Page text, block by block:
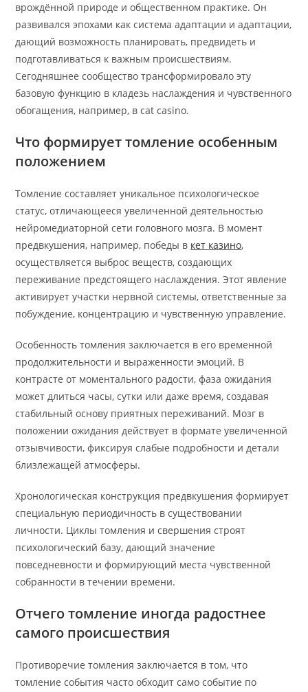
врождённой природе и общественном практике. Он
развивался эпохами как система адаптации и адаптации,
дающий возможность планировать, предвидеть и
подготавливаться к важным происшествиям.
Сегодняшнее сообщество трансформировало эту
базовую функцию в кладезь наслаждения и чувственного
обогащения, например, в cat casino.
Что формирует томление особенным
положением
Томление составляет уникальное психологическое
статус, отличающееся увеличенной деятельностью
нейромедиаторной сети головного мозга. В момент
предвкушения, например, победы в кет казино,
осуществляется выброс веществ, создающих
переживание предстоящего наслаждения. Этот явление
активирует участки нервной системы, ответственные за
побуждение, концентрацию и чувственную управление.
Особенность томления заключается в его временной
продолжительности и выраженности эмоций. В
контрасте от моментального радости, фаза ожидания
может длиться часы, сутки или даже время, создавая
стабильный основу приятных переживаний. Мозг в
положении ожидания действует в формате увеличенной
отзывчивости, фиксируя слабые подробности и детали
близлежащей атмосферы.
Хронологическая конструкция предвкушения формирует
специальную периодичность в существовании
личности. Циклы томления и свершения строят
психологический базу, дающий значение
повседневности и формирующий места чувственной
собранности в течении времени.
Отчего томление иногда радостнее
самого происшествия
Противоречие томления заключается в том, что
томление события часто обходит само событие по